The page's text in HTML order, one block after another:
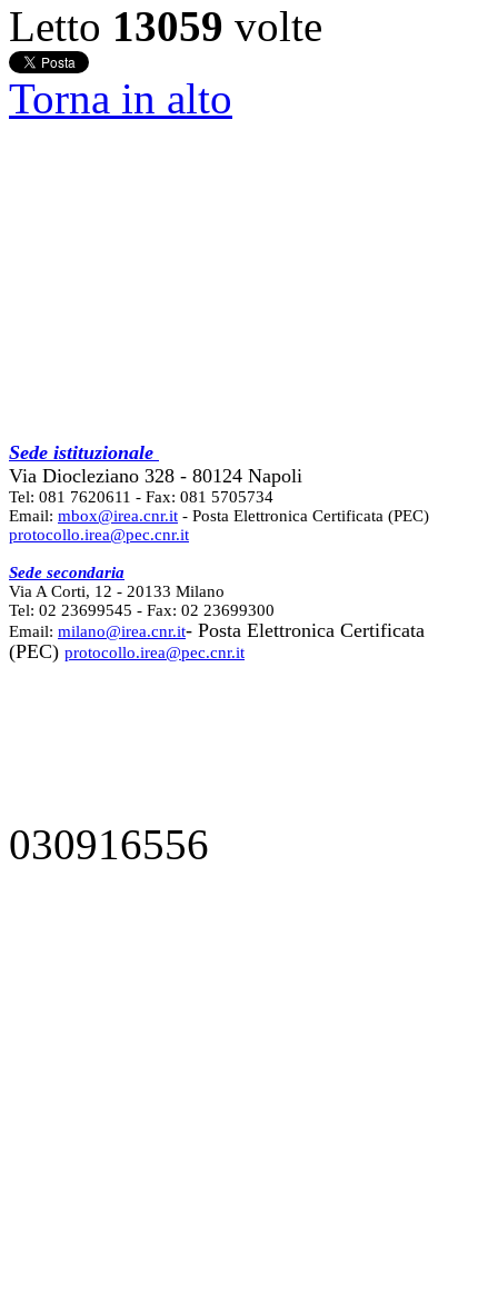
Letto 13059 volte
Torna in alto
Sede istituzionale
Via Diocleziano 328 - 80124 Napoli
Tel: 081 7620611 - Fax: 081 5705734
Email: mbox@irea.cnr.it - Posta Elettronica Certificata (PEC)
protocollo.irea@pec.cnr.it
Sede secondaria
Via A Corti, 12 - 20133 Milano
Tel: 02 23699545 - Fax: 02 23699300
Email: milano@irea.cnr.it- Posta Elettronica Certificata
(PEC) protocollo.irea@pec.cnr.it
030916556